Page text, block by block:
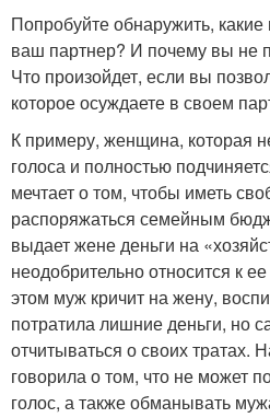
Попробуйте обнаружить,
ваш партнер? И почему вы не
Что произойдет, если вы
которое осуждаете в своем
К примеру, женщина, которая
голоса и полностью
мечтает о том, чтобы иметь
распоряжаться семейным
выдает жене деньги на
неодобрительно относится к
этом муж кричит на жену,
потратила лишние деньги, но
отчитываться о своих тратах.
говорила о том, что не может
голос, а также обманывать